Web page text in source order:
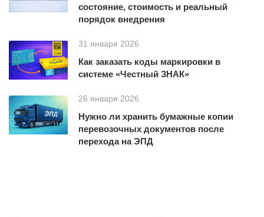
состояние, стоимость и реальный
порядок внедрения
31 января 2026
Как заказать коды маркировки в
системе «Честный ЗНАК»
26 января 2026
Нужно ли хранить бумажные копии
перевозочных документов после
перехода на ЭПД